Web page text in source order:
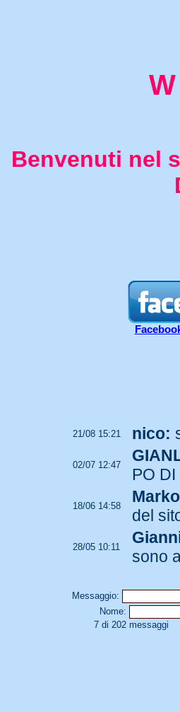
Benvenuti nel
21/08 15:21 nico:
02/07 12:47
PO
18/06 14:58
del
28/05 10:11
sono
Messaggio:
Nome:
7 di 202 messaggi